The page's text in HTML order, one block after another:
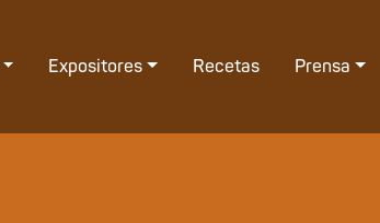
Expositores Recetas Prensa